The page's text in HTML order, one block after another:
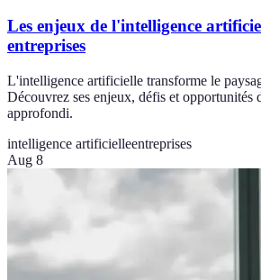
Les enjeux de l'intelligence
entreprises
L'intelligence artificielle transforme le
Découvrez ses enjeux, défis et opportunités
approfondi.
intelligence artificielleentreprises
Aug 8